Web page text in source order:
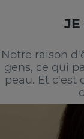
JE
Notre raison
gens, ce qui
peau. Et c'est